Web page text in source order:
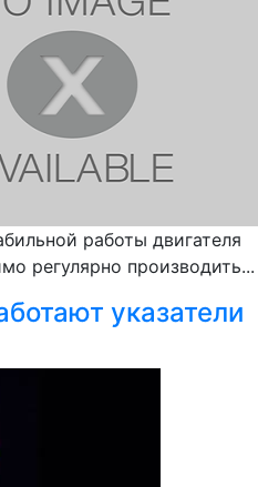
работы двигателя
регулярно производить...
указатели